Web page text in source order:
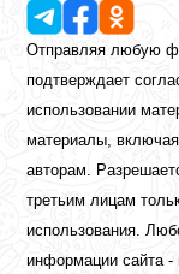
Отправляя любую
подтверждает
использовании
материалы,
авторам.
третьим лицам
использования.
информации сайта -